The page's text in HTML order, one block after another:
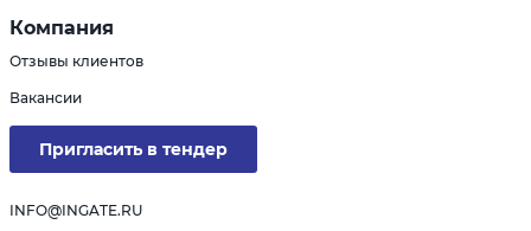
Компания
Отзывы клиентов
Вакансии
Пригласить в тендер
INFO@INGATE.RU